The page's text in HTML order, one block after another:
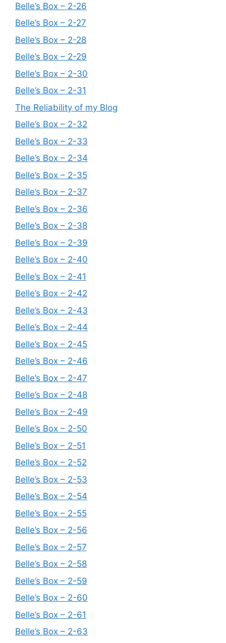
Belle’s Box – 2-26
Belle’s Box – 2-27
Belle’s Box – 2-28
Belle’s Box – 2-29
Belle’s Box – 2-30
Belle’s Box – 2-31
The Reliability of my Blog
Belle’s Box – 2-32
Belle’s Box – 2-33
Belle’s Box – 2-34
Belle’s Box – 2-35
Belle’s Box – 2-37
Belle’s Box – 2-36
Belle’s Box – 2-38
Belle’s Box – 2-39
Belle’s Box – 2-40
Belle’s Box – 2-41
Belle’s Box – 2-42
Belle’s Box – 2-43
Belle’s Box – 2-44
Belle’s Box – 2-45
Belle’s Box – 2-46
Belle’s Box – 2-47
Belle’s Box – 2-48
Belle’s Box – 2-49
Belle’s Box – 2-50
Belle’s Box – 2-51
Belle’s Box – 2-52
Belle’s Box – 2-53
Belle’s Box – 2-54
Belle’s Box – 2-55
Belle’s Box – 2-56
Belle’s Box – 2-57
Belle’s Box – 2-58
Belle’s Box – 2-59
Belle’s Box – 2-60
Belle’s Box – 2-61
Belle’s Box – 2-63